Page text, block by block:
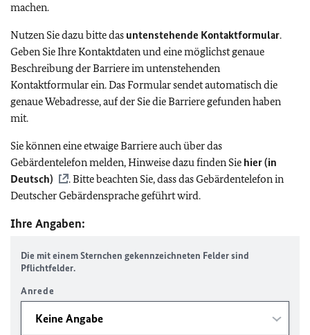
machen.
Nutzen Sie dazu bitte das untenstehende Kontaktformular.
Geben Sie Ihre Kontaktdaten und eine möglichst genaue
Beschreibung der Barriere im untenstehenden
Kontaktformular ein. Das Formular sendet automatisch die
genaue Webadresse, auf der Sie die Barriere gefunden haben
mit.
Sie können eine etwaige Barriere auch über das
Gebärdentelefon melden, Hinweise dazu finden Sie hier (in
Deutsch)
. Bitte beachten Sie, dass das Gebärdentelefon in
Deutscher Gebärdensprache geführt wird.
Ihre Angaben:
Die mit einem Sternchen gekennzeichneten Felder sind
Pflichtfelder.
Anrede